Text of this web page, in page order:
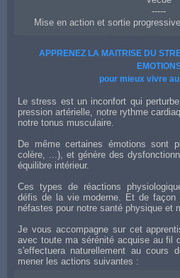
-----
Mise en action et sortie
APPRENEZ LA MAITRISE DU
pour mieux vivre
Le stress est un inconfort qui
pression artérielle, notre rythme
notre tonus musculaire.
De même certaines émotions sont
colère, ...), et génère des
équilibre intérieur.
Ces types de réactions
défis de la vie moderne. Et de façon
néfastes pour notre santé physique et
Je vous accompagne sur cet
avec toute ma sérénité acquise au fil
s'effectuera naturellement au cours
mener les actions suivantes :